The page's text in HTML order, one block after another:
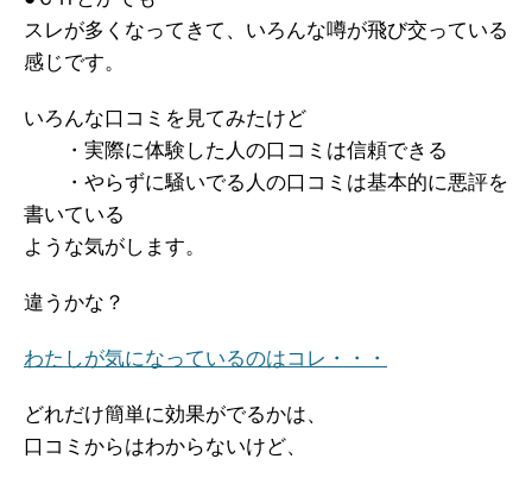
スレが多くなってきて、いろんな噂が飛び交っている
感じです。
いろんな口コミを見てみたけど
・実際に体験した人の口コミは信頼できる
・やらずに騒いでる人の口コミは基本的に悪評を
書いている
ような気がします。
違うかな？
わたしが気になっているのはコレ・・・
どれだけ簡単に効果がでるかは、
口コミからはわからないけど、